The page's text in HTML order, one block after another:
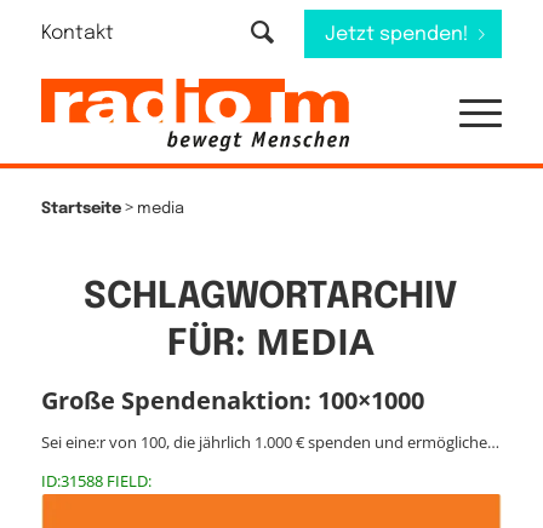
Kontakt Jetzt spenden!
Startseite> media
SCHLAGWORTARCHIV
FÜR: MEDIA
Große Spendenaktion: 100×1000
Sei eine:r von 100, die jährlich 1.000 € spenden und ermögliche…
ID:31588 FIELD: